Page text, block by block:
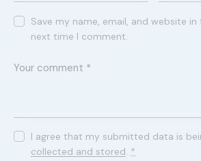
Save my name, email, and website
next time I comment.
I agree that my submitted data is
collected and stored. *